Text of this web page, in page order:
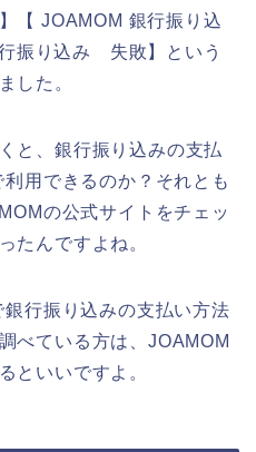
【 JOAMOM 銀行振り込
振り込み 失敗】という
した。
と、銀行振り込みの支払
用できるのか？それとも
の公式サイトをチェッ
たんですよね。
行振り込みの支払い方法
べている方は、JOAMOM
といいですよ。